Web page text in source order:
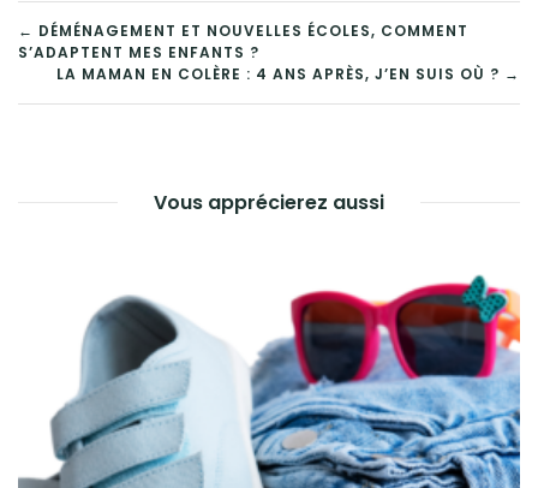
← DÉMÉNAGEMENT ET NOUVELLES ÉCOLES, COMMENT
S’ADAPTENT MES ENFANTS ?
LA MAMAN EN COLÈRE : 4 ANS APRÈS, J’EN SUIS OÙ ? →
Vous apprécierez aussi